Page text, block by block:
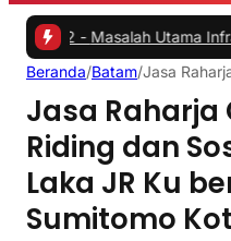
Masalah Utama Infrastruktur
Beranda/Batam/Jasa
Jasa Raharja
Riding dan
Laka JR Ku
Sumitomo